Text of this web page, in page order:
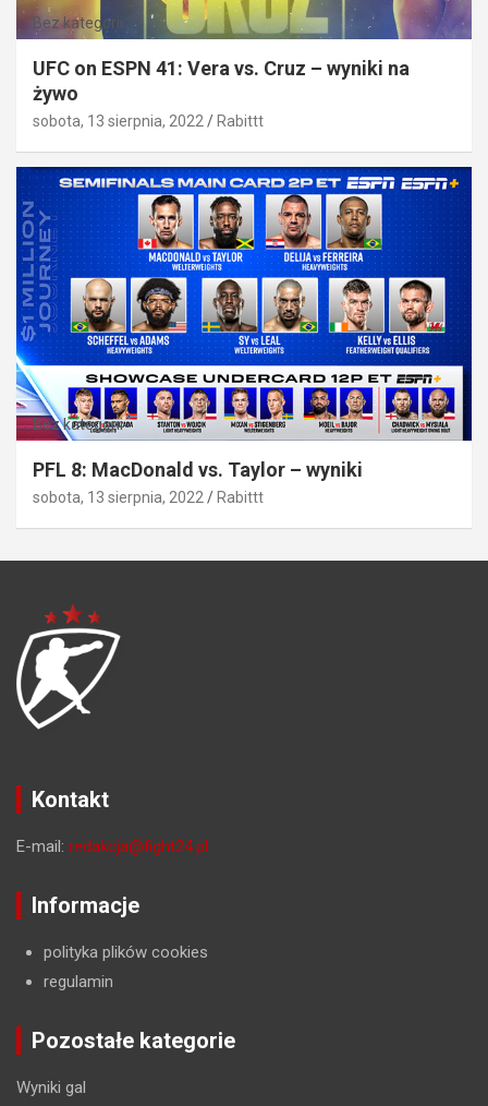
Bez kategorii
UFC on ESPN 41: Vera vs. Cruz – wyniki na
żywo
sobota, 13 sierpnia, 2022 Rabittt
Bez kategorii
PFL 8: MacDonald vs. Taylor – wyniki
sobota, 13 sierpnia, 2022 Rabittt
Kontakt
E-mail: redakcja@fight24.pl
Informacje
polityka plików cookies
regulamin
Pozostałe kategorie
Wyniki gal